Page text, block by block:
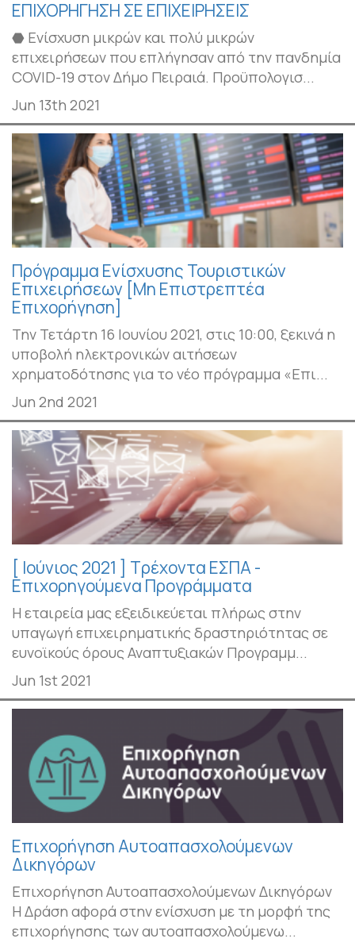
ΕΠΙΧΟΡΗΓΗΣΗ ΣΕ ΕΠΙΧΕΙΡΗΣΕΙΣ
⬣ Ενίσχυση μικρών και πολύ μικρών
επιχειρήσεων που επλήγησαν από την πανδημία
COVID-19 στον Δήμο Πειραιά. Προϋπολογισ...
Jun 13th 2021
Πρόγραμμα Ενίσχυσης Τουριστικών
Επιχειρήσεων [Μη Επιστρεπτέα
Επιχορήγηση]
Την Τετάρτη 16 Ιουνίου 2021, στις 10:00, ξεκινά η
υποβολή ηλεκτρονικών αιτήσεων
χρηματοδότησης για το νέο πρόγραμμα «Επι...
Jun 2nd 2021
[ Ιούνιος 2021 ] Τρέχοντα ΕΣΠΑ -
Επιχορηγούμενα Προγράμματα
Η εταιρεία μας εξειδικεύεται πλήρως στην
υπαγωγή επιχειρηματικής δραστηριότητας σε
ευνοϊκούς όρους Αναπτυξιακών Προγραμμ...
Jun 1st 2021
Επιχορήγηση Αυτοαπασχολούμενων
Δικηγόρων
Επιχορήγηση Αυτοαπασχολούμενων Δικηγόρων
Η Δράση αφορά στην ενίσχυση με τη μορφή της
επιχορήγησης των αυτοαπασχολούμενω...